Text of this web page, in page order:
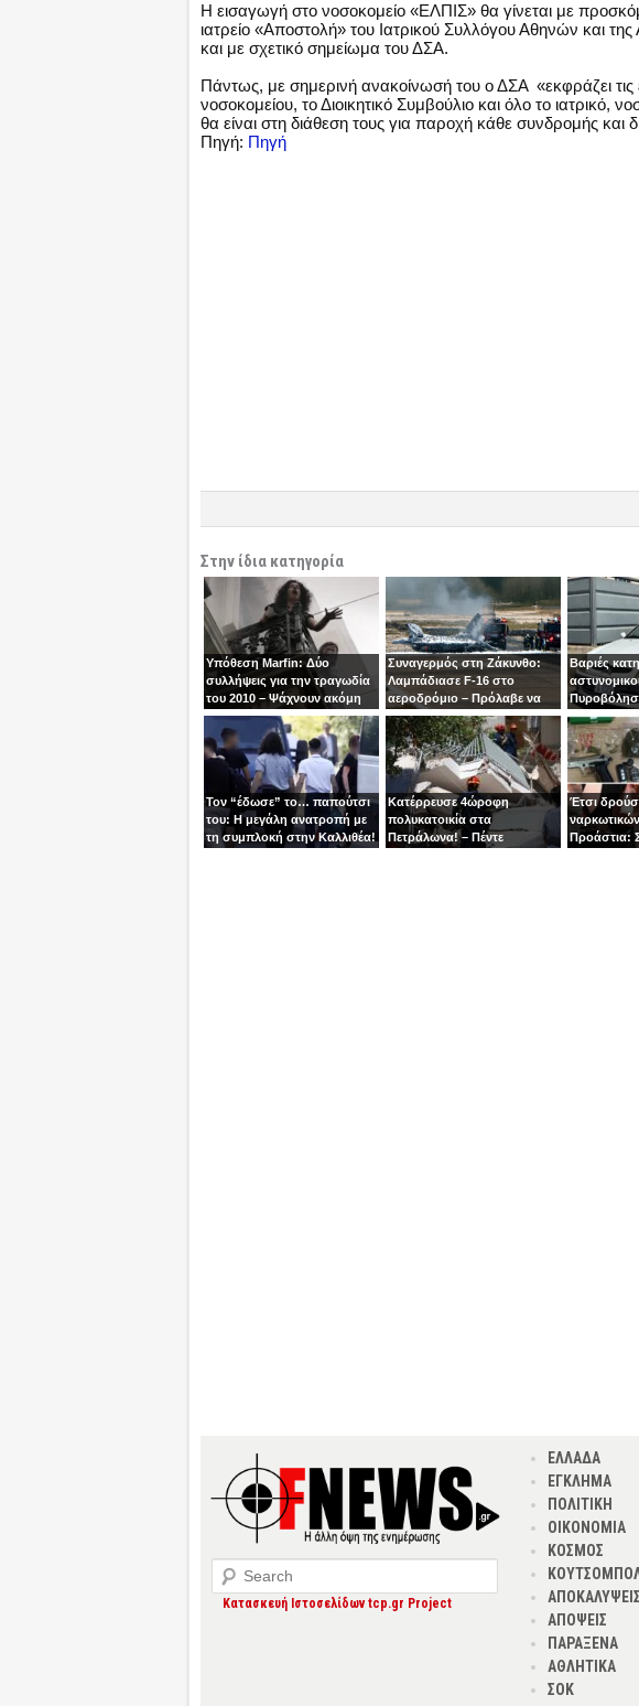
Η εισαγωγή στο νοσοκομείο «ΕΛΠΙΣ» θα γίνεται με
ιατρείο «Αποστολή» του Ιατρικού Συλλόγου Αθηνών και
και με σχετικό σημείωμα του ΔΣΑ.
Πάντως, με σημερινή ανακοίνωσή του ο ΔΣΑ «εκφράζει τις
νοσοκομείου, το Διοικητικό Συμβούλιο και όλο το ιατρικό,
θα είναι στη διάθεση τους για παροχή κάθε συνδρομής και
Πηγή: Πηγή
Στην ίδια κατηγορία
Υπόθεση Marfin: Δύο
συλλήψεις για την τραγωδία
του 2010 – Ψάχνουν ακόμη
μία γυναίκα
Συναγερμός στη Ζάκυνθο:
Λαμπάδιασε F-16 στο
αεροδρόμιο – Πρόλαβε να
βγει την τελευταία στιγμή ο
χειριστής
Βαριές
κεφάλι
Τον “έδωσε” το… παπούτσι
του: Η μεγάλη ανατροπή με
τη συμπλοκή στην Καλλιθέα!
Κατέρρευσε 4ώροφη
πολυκατοικία στα
Πετράλωνα! – Πέντε
Έτσι
Προάστια:
Search
Κατασκευή Ιστοσελίδων tcp.gr Project
ΕΛΛΑΔΑ
ΕΓΚΛΗΜΑ
ΠΟΛΙΤΙΚΗ
ΟΙΚΟΝΟΜΙΑ
ΚΟΣΜΟΣ
ΑΠΟΚΑΛΥΨΕΙΣ
ΑΠΟΨΕΙΣ
ΠΑΡΑΞΕΝΑ
ΑΘΛΗΤΙΚΑ
ΣΟΚ